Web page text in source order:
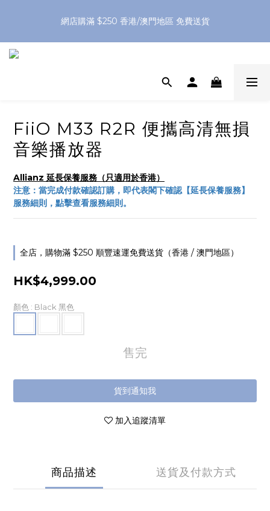
網店購滿 $250 香港/澳門地區 免費送貨
XPay（先買後付 免息分 3 期）- 新用戶首次消費滿 HK$100 即
FiiO M33 R2R 便攜高清無損
音樂播放器
Allianz 延長保養服務（只適用於香港）
注意：當完成付款確認訂購，即代表閣下確認【延長保養服務】
服務細則，點擊查看服務細則。
全店，購物滿 $250 順豐速運免費送貨（香港 / 澳門地區）
HK$4,999.00
顏色 : Black 黑色
售完
貨到通知我
加入追蹤清單
商品描述 送貨及付款方式